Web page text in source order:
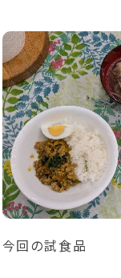
今回の試食品